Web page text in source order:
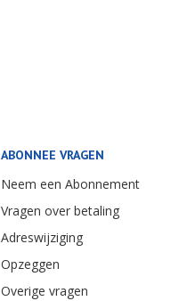
ABONNEE VRAGEN
Neem een Abonnement
Vragen over betaling
Adreswijziging
Opzeggen
Overige vragen